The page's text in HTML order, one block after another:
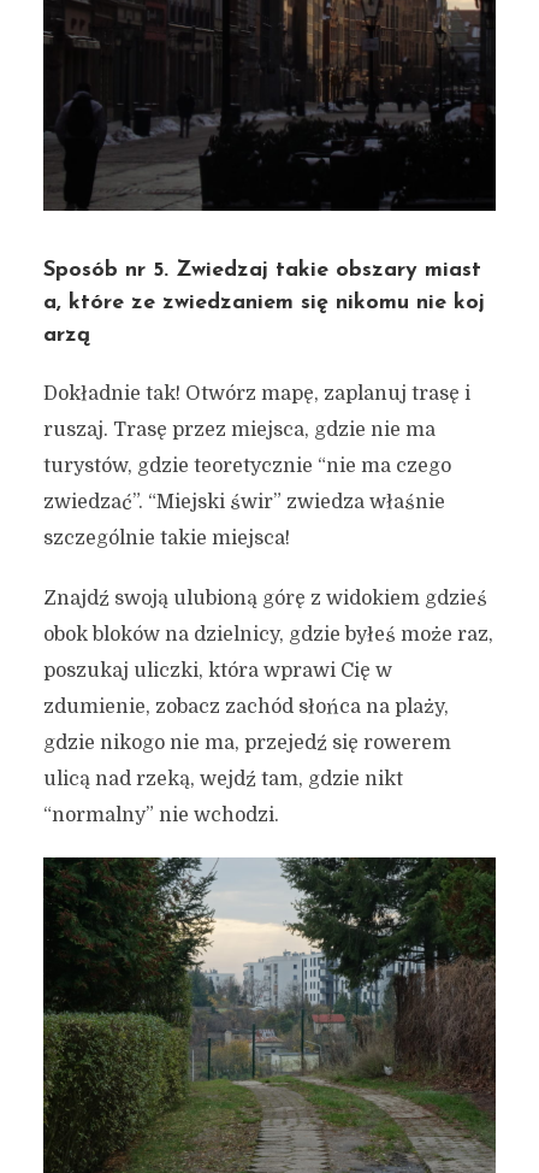
10 sposobów na to, aby stać
Sposób nr 5. Zwiedzaj takie obszary miast
a, które ze zwiedzaniem się nikomu nie koj
arzą
Dokładnie tak! Otwórz mapę, zaplanuj trasę i
ruszaj. Trasę przez miejsca, gdzie nie ma
turystów, gdzie teoretycznie “nie ma czego
zwiedzać”. “Miejski świr” zwiedza właśnie
szczególnie takie miejsca!
Znajdź swoją ulubioną górę z widokiem gdzieś
obok bloków na dzielnicy, gdzie byłeś może raz,
poszukaj uliczki, która wprawi Cię w
zdumienie, zobacz zachód słońca na plaży,
gdzie nikogo nie ma, przejedź się rowerem
ulicą nad rzeką, wejdź tam, gdzie nikt
“normalny” nie wchodzi.